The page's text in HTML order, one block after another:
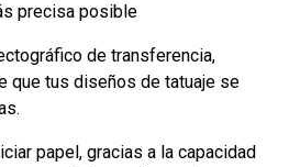
precisa posible
de transferencia,
que tus diseños de tatuaje se
papel, gracias a la capacidad